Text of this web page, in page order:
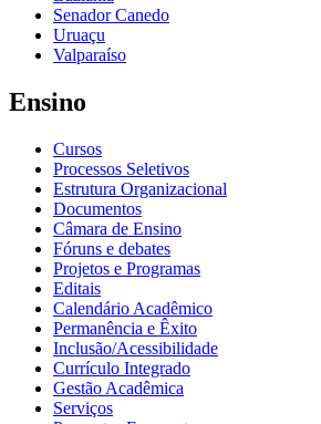
Senador Canedo
Uruaçu
Valparaíso
Ensino
Cursos
Processos Seletivos
Estrutura Organizacional
Documentos
Câmara de Ensino
Fóruns e debates
Projetos e Programas
Editais
Calendário Acadêmico
Permanência e Êxito
Inclusão/Acessibilidade
Currículo Integrado
Gestão Acadêmica
Serviços